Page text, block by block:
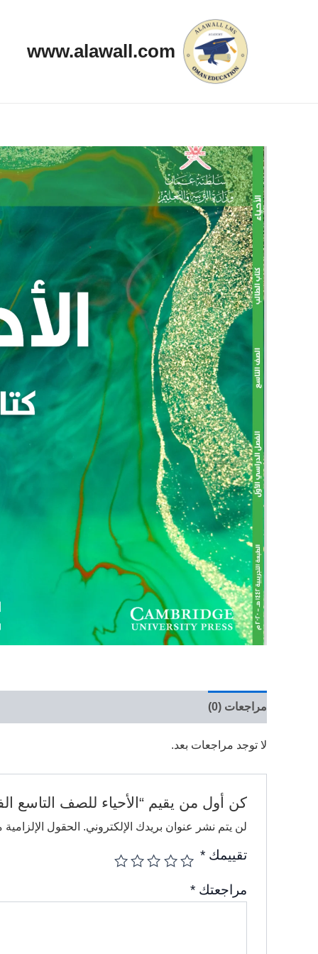
www.alawall.com
مراجعات (0)
لا توجد مراجعات بعد.
كن أول من يقيم “الأحياء للصف التاسع
لن يتم نشر عنوان بريدك الإلكتروني. الحقول الإلزامية
تقييمك *
مراجعتك *